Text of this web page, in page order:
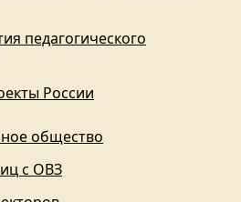
педагогического
России
общество
с ОВЗ